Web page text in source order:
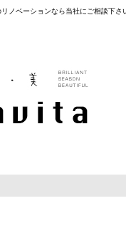
ノベーションなら当社にご相談下